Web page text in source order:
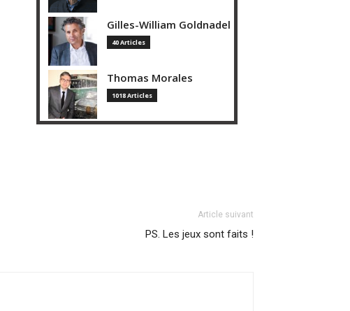
Gilles-William Goldnadel
40 Articles
Thomas Morales
1018 Articles
Article suivant
PS. Les jeux sont faits !